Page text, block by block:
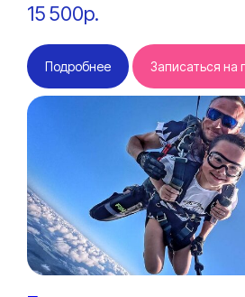
15 500р.
Подробнее Записаться на